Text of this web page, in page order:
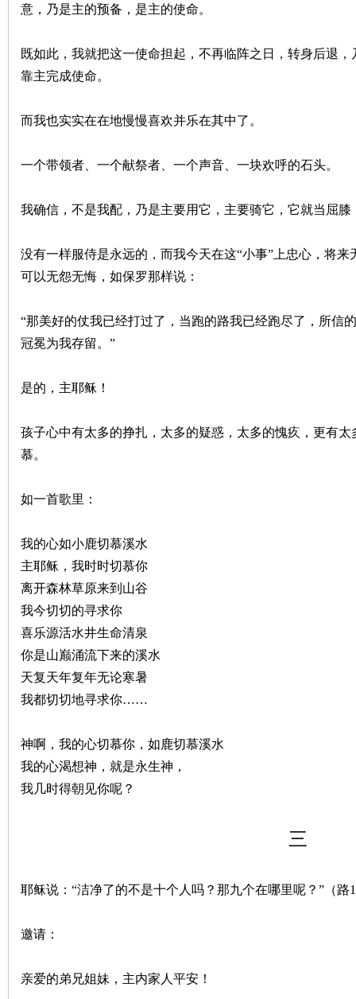
意，乃是主的预备，是主的使命。
既如此，我就把这一使命担起，不再临阵之日，转身后退
靠主完成使命。
而我也实实在在地慢慢喜欢并乐在其中了。
一个带领者、一个献祭者、一个声音、一块欢呼的石头。
我确信，不是我配，乃是主要用它，主要骑它，它就当屈
没有一样服侍是永远的，而我今天在这“小事”上忠心，将
可以无怨无悔，如保罗那样说：
“那美好的仗我已经打过了，当跑的路我已经跑尽了，所信
冠冕为我存留。”
是的，主耶稣！
孩子心中有太多的挣扎，太多的疑惑，太多的愧疚，更有
慕。
如一首歌里：
我的心如小鹿切慕溪水
主耶稣，我时时切慕你
离开森林草原来到山谷
我今切切的寻求你
喜乐源活水井生命清泉
你是山巅涌流下来的溪水
天复天年复年无论寒暑
我都切切地寻求你……
神啊，我的心切慕你，如鹿切慕溪水
我的心渴想神，就是永生神，
我几时得朝见你呢？
三
耶稣说：“洁净了的不是十个人吗？那九个在哪里呢？”（路
邀请：
亲爱的弟兄姐妹，主内家人平安！